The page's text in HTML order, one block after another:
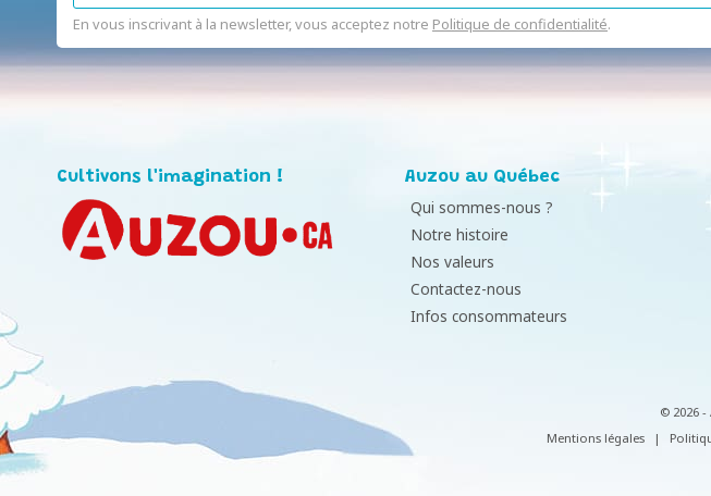
En vous inscrivant à la newsletter, vous acceptez notre Politique de confidentialité.
Cultivons l'imagination ! Auzou au Québec
Qui sommes-nous ?
Notre histoire
Nos valeurs
Contactez-nous
Infos consommateurs
© 2026 -
Mentions légales
|